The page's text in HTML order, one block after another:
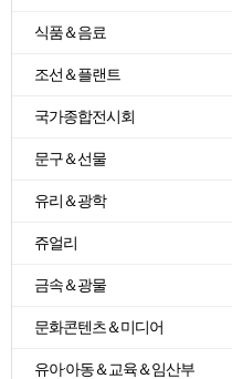
식품＆음료
조선＆플랜트
국가종합전시회
문구＆선물
유리＆광학
쥬얼리
금속＆광물
문화콘텐츠＆미디어
유아·아동＆교육＆임산부